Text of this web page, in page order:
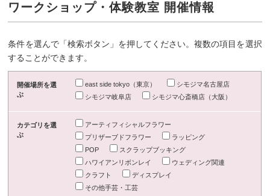
ワークショップ・体験教室 開催情報
条件を選んで「検索ボタン」を押してください。複数の項目を選択
することができます。
開催場所を選
ぶ
east side tokyo（東京）
シモジマ名古屋店
シモジマ岐阜店
シモジマ心斎橋店（大阪）
カテゴリを選
ぶ
アーティフィシャルフラワー
プリザーブドフラワー
ラッピング
POP
スクラップブッキング
ハワイアンリボンレイ
ウェディング関連
クラフト
ディスプレイ
その他手芸・工芸